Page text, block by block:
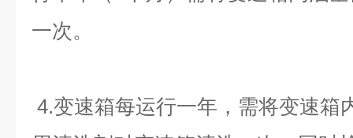
一次。
4.变速箱每运行一年，需将变速箱